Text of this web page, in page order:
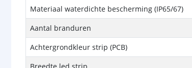
Materiaal waterdichte bescherming (IP65/67)
Aantal branduren
Achtergrondkleur strip (PCB)
Breedte led strip